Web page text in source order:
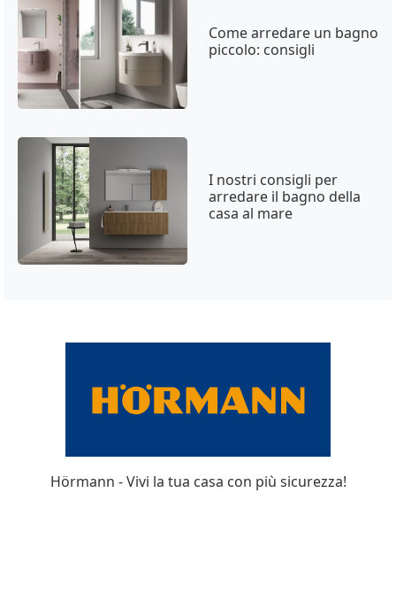
Come arredare un bagno
piccolo: consigli
I nostri consigli per
arredare il bagno della
casa al mare
Hörmann - Vivi la tua casa con più sicurezza!